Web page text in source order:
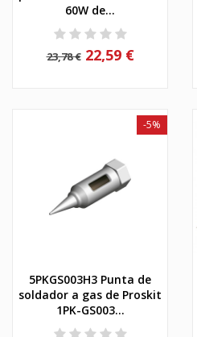
60W de...
23,78 € 22,59 €
5PKGS003H3 Punta de
soldador a gas de Proskit
1PK-GS003...
-5%